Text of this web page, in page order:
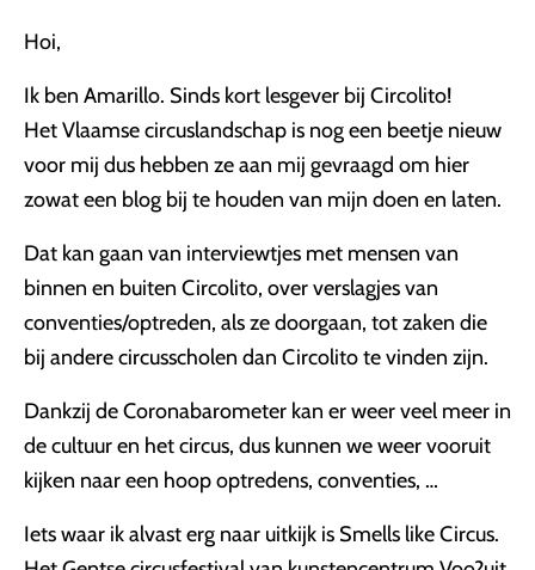
Hoi,
Ik ben Amarillo. Sinds kort lesgever bij Circolito!
Het Vlaamse circuslandschap is nog een beetje nieuw
voor mij dus hebben ze aan mij gevraagd om hier
zowat een blog bij te houden van mijn doen en laten.
Dat kan gaan van interviewtjes met mensen van
binnen en buiten Circolito, over verslagjes van
conventies/optreden, als ze doorgaan, tot zaken die
bij andere circusscholen dan Circolito te vinden zijn.
Dankzij de Coronabarometer kan er weer veel meer in
de cultuur en het circus, dus kunnen we weer vooruit
kijken naar een hoop optredens, conventies, …
Iets waar ik alvast erg naar uitkijk is Smells like Circus.